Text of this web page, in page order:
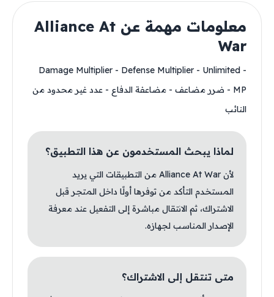
معلومات مهمة عن Alliance At
War
- Damage Multiplier - Defense Multiplier - Unlimited
MP - ضرر مضاعف - مضاعفة الدفاع - عدد غير محدود من
النائب
لماذا يبحث المستخدمون عن هذا التطبيق؟
لأن Alliance At War من التطبيقات التي يريد
المستخدم التأكد من توفرها أولًا داخل المتجر قبل
الاشتراك، ثم الانتقال مباشرة إلى التفعيل عند معرفة
الإصدار المناسب لجهازه.
متى تنتقل إلى الاشتراك؟